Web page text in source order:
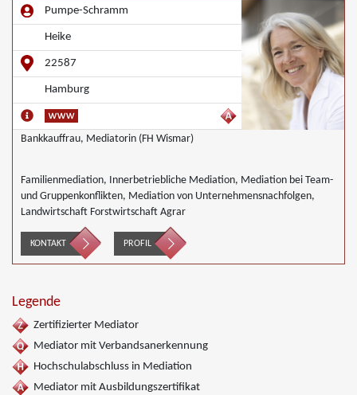
Pumpe-Schramm
Heike
22587
Hamburg
Bankkauffrau, Mediatorin (FH Wismar)
Familienmediation, Innerbetriebliche Mediation, Mediation bei Team-
und Gruppenkonflikten, Mediation von Unternehmensnachfolgen,
Landwirtschaft Forstwirtschaft Agrar
KONTAKT PROFIL
Legende
Zertifizierter Mediator
Mediator mit Verbandsanerkennung
Hochschulabschluss in Mediation
Mediator mit Ausbildungszertifikat